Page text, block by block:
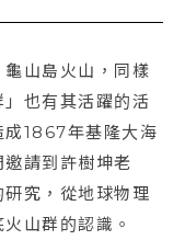
山島火山，同樣
也有其活躍的活
成1867年基隆大海
請到許樹坤老
究，從地球物理
山群的認識。